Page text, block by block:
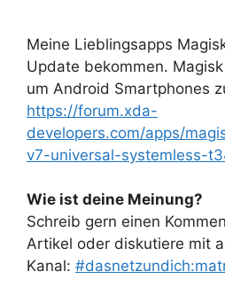
Meine Lieblingsapps
Update bekommen.
um Android Smartphones
https://forum.xda-
developers.com/apps/
v7-universal-systemless-
Wie ist deine Meinung?
Schreib gern einen
Artikel oder diskutiere mit
Kanal: